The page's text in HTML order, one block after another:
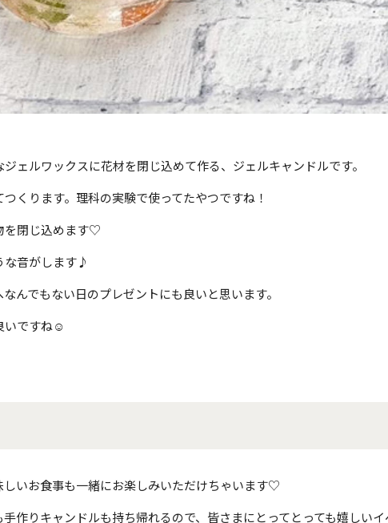
ェルワックスに花材を閉じ込めて作る、ジェルキャンドルです。
くります。理科の実験で使ってたやつですね！
を閉じ込めます♡
な音がします♪
んでもない日のプレゼントにも良いと思います。
いですね☺
いお食事も一緒にお楽しみいただけちゃいます♡
作りキャンドルも持ち帰れるので、皆さまにとってとっても嬉しいイ